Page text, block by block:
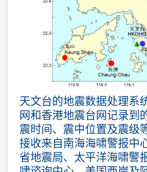
天文台的地震数据处理系
网和香港地震台网记录到
震时间、震中位置及震级
接收来自南海海啸警报中
省地震局、太平洋海啸警